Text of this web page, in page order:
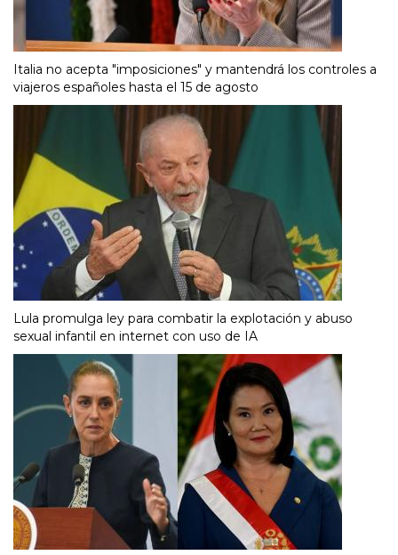
Italia no acepta "imposiciones" y mantendrá los controles a
viajeros españoles hasta el 15 de agosto
Lula promulga ley para combatir la explotación y abuso
sexual infantil en internet con uso de IA